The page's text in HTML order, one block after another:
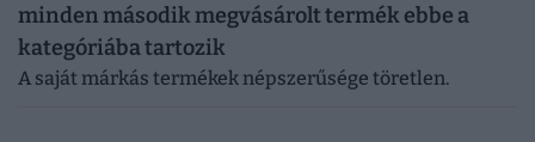
minden második megvásárolt termék ebbe a
kategóriába tartozik
A saját márkás termékek népszerűsége töretlen.